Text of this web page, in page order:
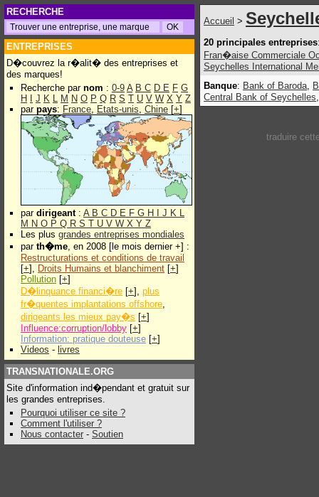
RECHERCHE
ENTREPRISES
D�couvrez la r�alit� des entreprises et
des marques!
Recherche par nom : 0-9 A B C D E F G
H
J K L M N O P Q R S T U V W X Y Z
par pays: France, Etats-unis, Chine [+]
par dirigeant: A B C D E F G H J K L
M N O P Q R S T U V W X Y Z
Les plus grandes entreprises mondiales
par th�me, en 2008 [le mois dernier +] :
Restructurations et conditions de travail
[+], Droits Humains et blanchiment [+]
Pollution [+]
D�linquance financi�re [+], plus
fr�quentes implantations offshore,
dirigeants les mieux pay�s [+]
Influence:corruption/lobby [+]
Information: pratique douteuse [+]
Videos - livres
TRANSNATIONALE.ORG
Site d'information ind�pendant et gratuit sur
les grandes entreprises.
Pourquoi utiliser ce site ?
Comment l'utiliser ?
Nous contacter - Soutien
Accueil >
20 principales entreprises
Fran�aise Commerciale
Seychelles International
Banque: Bank of Baroda,
Central Bank of Seychelles
traduire